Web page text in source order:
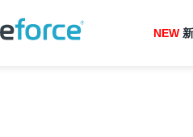
NEW